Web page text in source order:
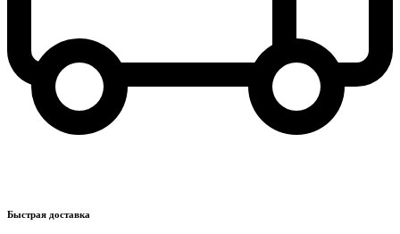
Быстрая доставка